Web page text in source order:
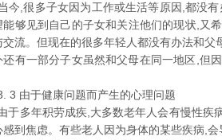
,很多子女因为工作或生活等原因,都没有
能够见到自己的子女和关注他们的现状,又
交流。但现在的很多年轻人都没有办法和父
还有一部分子女虽然和父母在同一地区,但
由于健康问题而产生的心理问题
多年积劳成疾,大多数老年人会有慢性疾
感到焦虑。有些老人因为身体的某些疾病,